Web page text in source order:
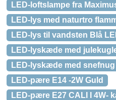
LED-loftslampe fra
LED-lys med naturtro
LED-lys til vandsten Blå
LED-lyskæde med
LED-lyskæde med snefnug
LED-pære E14 -2W Guld
LED-pære E27 CALI I 4W-